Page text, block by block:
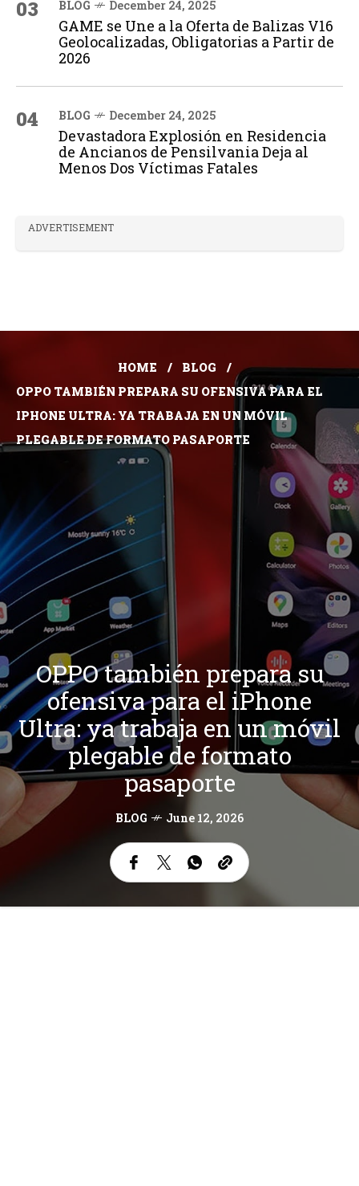
03 BLOG December 24, 2025
GAME se Une a la Oferta de Balizas V16
Geolocalizadas, Obligatorias a Partir de
2026
04 BLOG December 24, 2025
Devastadora Explosión en Residencia
de Ancianos de Pensilvania Deja al
Menos Dos Víctimas Fatales
ADVERTISEMENT
HOME
BLOG
OPPO TAMBIÉN PREPARA SU OFENSIVA PARA EL
IPHONE ULTRA: YA TRABAJA EN UN MÓVIL
PLEGABLE DE FORMATO PASAPORTE
OPPO también prepara su
ofensiva para el iPhone
Ultra: ya trabaja en un móvil
plegable de formato
pasaporte
BLOG June 12, 2026